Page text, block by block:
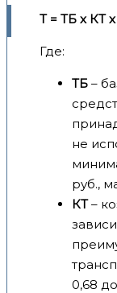
Т = ТБ x КТ
Где:
ТБ –
не
руб.,
КТ–
0,68